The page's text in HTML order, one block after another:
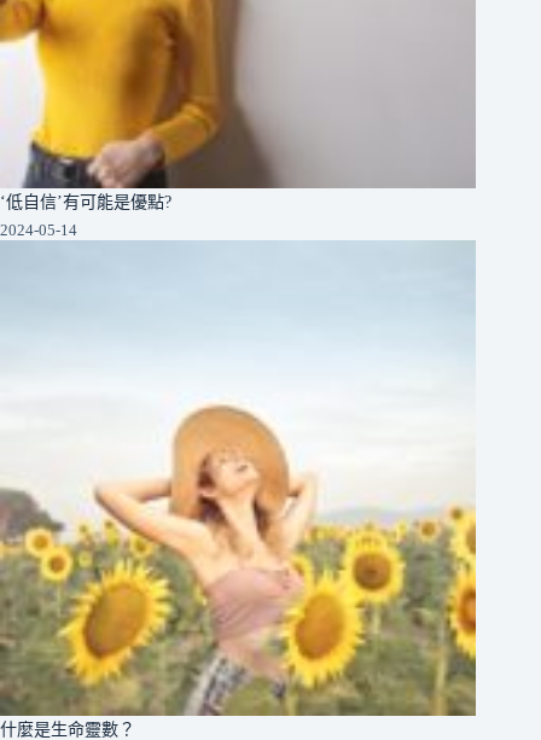
‘低自信’有可能是優點?
2024-05-14
什麼是生命靈數？